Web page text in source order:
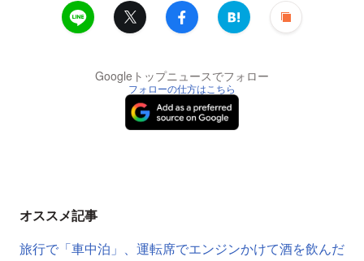
Googleトップニュースでフォロー
フォローの仕方はこちら
オススメ記事
旅行で「車中泊」、運転席でエンジンかけて酒を飲んだ